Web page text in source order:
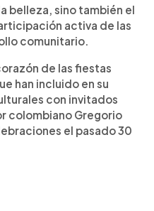
belleza, sino también el
activa de las
comunitario.
de las fiestas
han incluido en su
con invitados
colombiano Gregorio
el pasado 30